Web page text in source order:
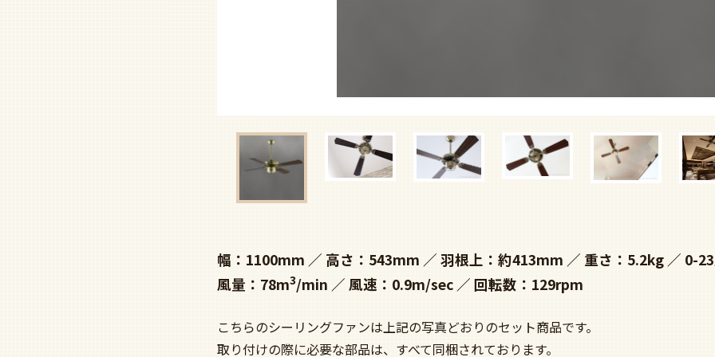
幅：1100mm 高さ：543mm 羽根上：約413mm 重さ：5.2kg
0-
風量：78m3/min 風速：0.9m/sec 回転数：129rpm
こちらのシーリングファンは上記の写真どおりのセット商品です。
取り付けの際に必要な部品は、すべて同梱されております。